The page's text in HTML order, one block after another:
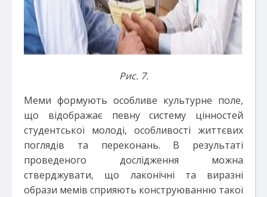
Рис. 7.
Меми формують особливе культурне поле,
що відображає певну систему цінностей
студентської молоді, особливості життєвих
поглядів та переконань. В результаті
проведеного дослідження можна
стверджувати, що лаконічні та виразні
образи мемів сприяють конструюванню такої